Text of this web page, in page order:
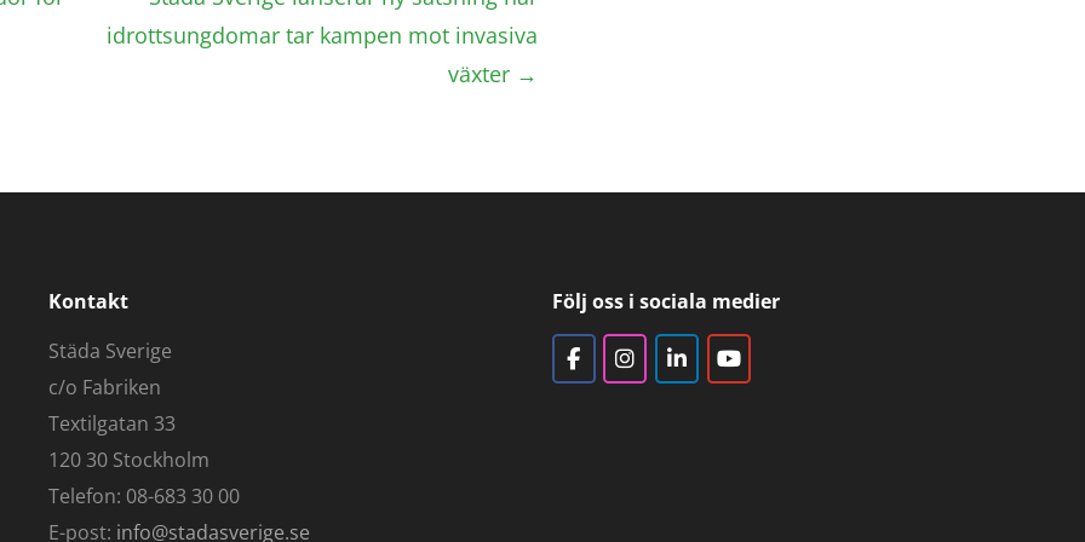
idrottsungdomar tar kampen mot invasiva
växter →
Kontakt
Städa Sverige
c/o Fabriken
Textilgatan 33
120 30 Stockholm
Telefon: 08-683 30 00
E-post: info@stadasverige.se
Följ oss i sociala medier